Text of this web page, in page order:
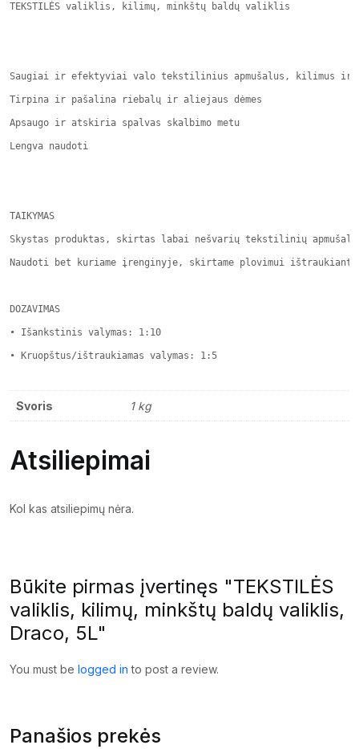
TEKSTILĖS valiklis, kilimų, minkštų baldų valiklis
Saugiai ir efektyviai valo tekstilinius apmušalus, kilimus ir
Tirpina ir pašalina riebalų ir aliejaus dėmes
Apsaugo ir atskiria spalvas skalbimo metu
Lengva naudoti
TAIKYMAS
Skystas produktas, skirtas labai nešvarių tekstilinių
Naudoti bet kuriame įrenginyje, skirtame plovimui
DOZAVIMAS
• Išankstinis valymas: 1:10
• Kruopštus/ištraukiamas valymas: 1:5
Svoris 1 kg
Atsiliepimai
Kol kas atsiliepimų nėra.
Būkite pirmas įvertinęs "TEKSTILĖS
valiklis, kilimų, minkštų baldų valiklis,
Draco, 5L"
You must be logged in to post a review.
Panašios prekės